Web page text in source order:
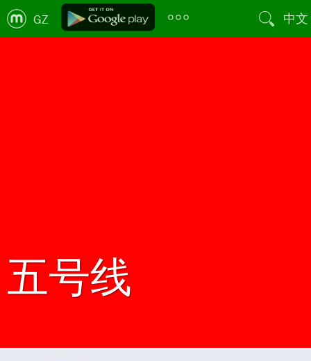
GZ 中文
五号线